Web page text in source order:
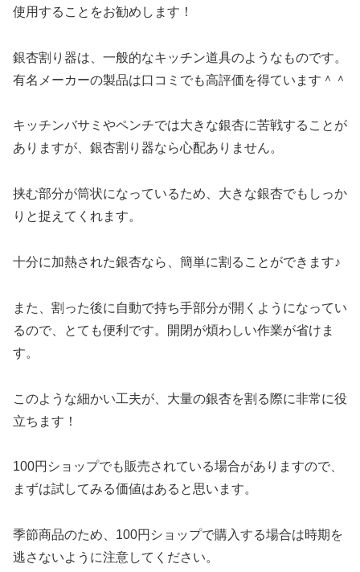
使用することをお勧めします！
銀杏割り器は、一般的なキッチン道具のようなものです。
有名メーカーの製品は口コミでも高評価を得ています＾＾
キッチンバサミやペンチでは大きな銀杏に苦戦することが
ありますが、銀杏割り器なら心配ありません。
挟む部分が筒状になっているため、大きな銀杏でもしっか
りと捉えてくれます。
十分に加熱された銀杏なら、簡単に割ることができます♪
また、割った後に自動で持ち手部分が開くようになってい
るので、とても便利です。開閉が煩わしい作業が省けま
す。
このような細かい工夫が、大量の銀杏を割る際に非常に役
立ちます！
100円ショップでも販売されている場合がありますので、
まずは試してみる価値はあると思います。
季節商品のため、100円ショップで購入する場合は時期を
逃さないように注意してください。